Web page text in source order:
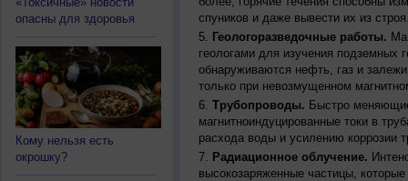
опасны для здоровья
Кому нельзя есть
окрошку?
спуников и даже вывести их из
Геологоразведочные работы.
геологами для изучения подземных
обнаруживаются нефть, газ и
только при невозмущенном
Трубопроводы. Быстро
магнитноиндуцированные токи в
расхода воды и усилению коррозии
Радиационное облучение.
высокозаряженные частицы,